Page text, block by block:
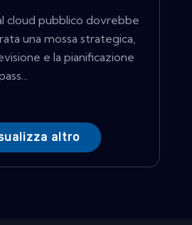
cloud pubblico dovrebbe
una mossa strategica,
e la pianificazione
altro